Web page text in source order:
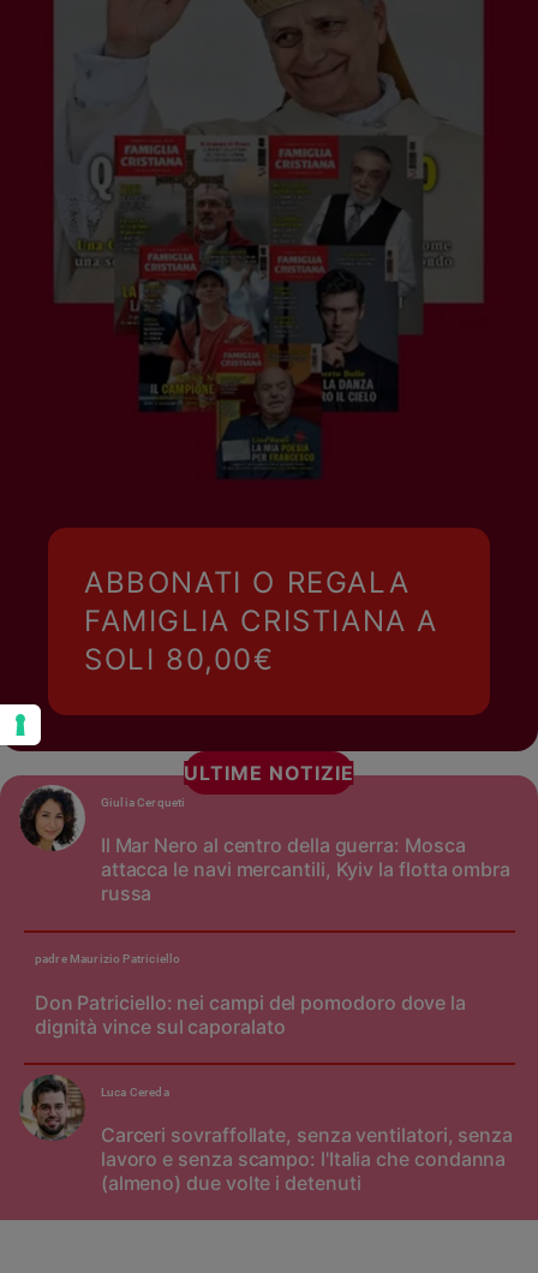
ABBONATI O REGALA
FAMIGLIA CRISTIANA A
SOLI 80,00€
ULTIME NOTIZIE
Il Mar Nero al centro della guerra: Mosca
attacca le navi mercantili, Kyiv la flotta ombra
russa
Giulia Cerqueti
Don Patriciello: nei campi del pomodoro dove la
dignità vince sul caporalato
padre Maurizio Patriciello
Carceri sovraffollate, senza ventilatori, senza
lavoro e senza scampo: l'Italia che condanna
(almeno) due volte i detenuti
Luca Cereda